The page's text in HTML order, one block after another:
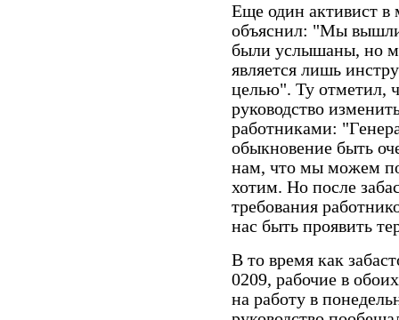
Еще один активист
объяснил: "Мы вышли
были услышаны, но
является лишь
целью". Ту отметил,
руководство
работниками:
обыкновение быть
нам, что мы можем
хотим. Но после
требования
нас быть проявить
В то время как
0209, рабочие в
на работу в